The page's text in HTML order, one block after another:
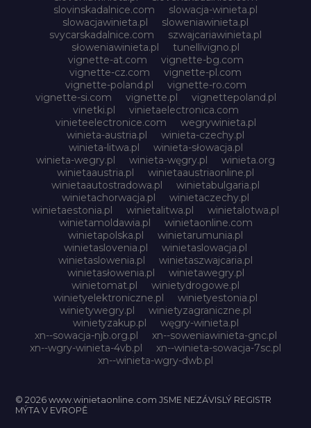
slovinskadalnice.com
slowacja-winieta.pl
slowacjawinieta.pl
sloweniawinieta.pl
svycarskadalnice.com
szwajcariawinieta.pl
słoweniawinieta.pl
tunellivigno.pl
vignette-at.com
vignette-bg.com
vignette-cz.com
vignette-pl.com
vignette-poland.pl
vignette-ro.com
vignette-si.com
vignette.pl
vignettepoland.pl
vinetki.pl
vinietaelectronica.com
vinieteelectronice.com
wegrywinieta.pl
winieta-austria.pl
winieta-czechy.pl
winieta-litwa.pl
winieta-słowacja.pl
winieta-wegry.pl
winieta-węgry.pl
winieta.org
winietaaustria.pl
winietaaustriaonline.pl
winietaautostradowa.pl
winietabulgaria.pl
winietachorwacja.pl
winietaczechy.pl
winietaestonia.pl
winietalitwa.pl
winietalotwa.pl
winietamoldawia.pl
winietaonline.com
winietapolska.pl
winietarumunia.pl
winietaslovenia.pl
winietaslowacja.pl
winietaslowenia.pl
winietaszwajcaria.pl
winietasłowenia.pl
winietawegry.pl
winietomat.pl
winietydrogowe.pl
winietyelektroniczne.pl
winietyestonia.pl
winietywegry.pl
winietyzagraniczne.pl
winietyzakup.pl
węgry-winieta.pl
xn--sowacja-njb.org.pl
xn--soweniawinieta-gnc.pl
xn--wgry-winieta-4vb.pl
xn--winieta-sowacja-7sc.pl
xn--winieta-wgry-dwb.pl
© 2026 www.winietaonline.com JSME NEZÁVISLÝ REGISTR
MÝTA V EVROPĚ